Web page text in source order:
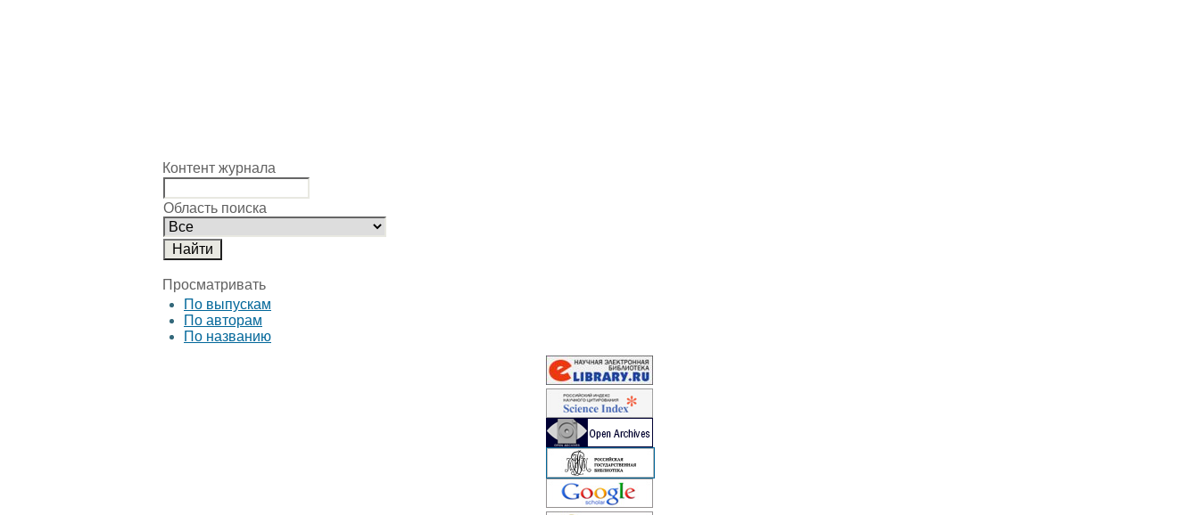
Контент журнала
Область поиска
Просматривать
По выпускам
По авторам
По названию